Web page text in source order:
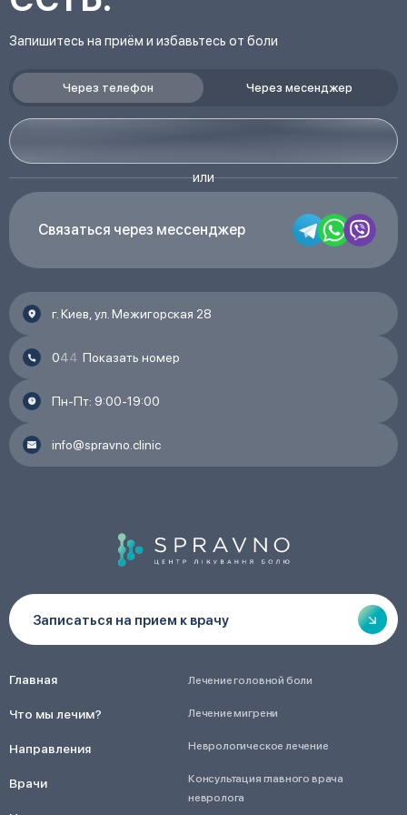
Профилактика рецидивов и осложнений.
ментального здоровья после травмирования или
оперативных вмешательств. Специальные комплексы
упражнений и растяжка позволяют восстановить
нормальное функционирование опорно-двигательный
системы и уменьшить боль.
Физическая терапия, как метод лечения боли
Одна из основных задач физической терапии– это
уменьшение болевых проявлений и уменьшение
воспаления. Она помогает с восстановлением
Запишитесь на приём и избавьтесь от боли
Через телефон Через месенджер
или
Связаться через мессенджер
г. Киев, ул. Межигорская 28
044 Показать номер
Пн-Пт: 9:00-19:00
info@spravno.clinic
Записаться на прием к врачу
Главная
Что мы лечим?
Направления
Врачи
Лечение головной боли
Лечение мигрени
Неврологическое лечение
Консультация главного врача
невролога